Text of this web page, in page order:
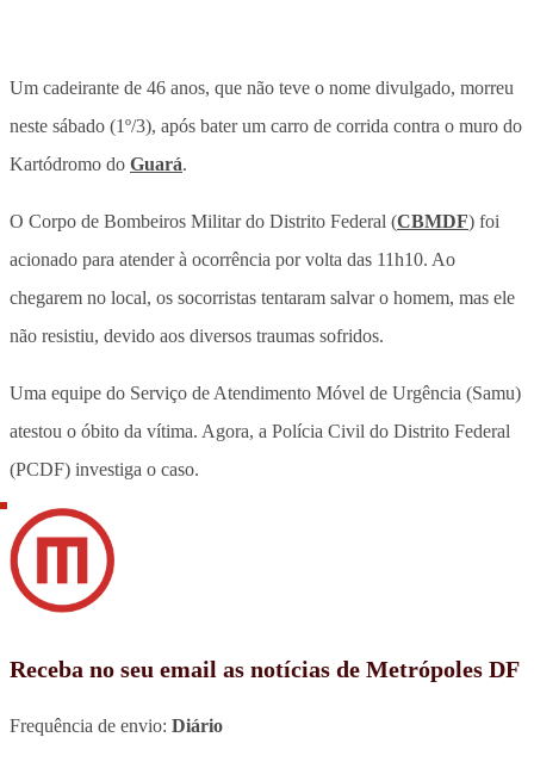
Um cadeirante de 46 anos, que não teve o nome divulgado, morreu
neste sábado (1º/3), após bater um carro de corrida contra o muro do
Kartódromo do Guará.
O Corpo de Bombeiros Militar do Distrito Federal (CBMDF) foi
acionado para atender à ocorrência por volta das 11h10. Ao
chegarem no local, os socorristas tentaram salvar o homem, mas ele
não resistiu, devido aos diversos traumas sofridos.
Uma equipe do Serviço de Atendimento Móvel de Urgência (Samu)
atestou o óbito da vítima. Agora, a Polícia Civil do Distrito Federal
(PCDF) investiga o caso.
Receba no seu email as notícias de Metrópoles DF
Frequência de envio: Diário